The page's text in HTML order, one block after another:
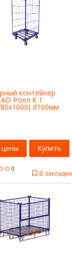
контейнер
Ролл К 1
d160мм
0
В закладки
Купить